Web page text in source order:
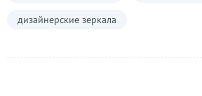
дизайнерские зеркала